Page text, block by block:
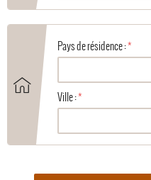
Pays de résidence :
Ville :